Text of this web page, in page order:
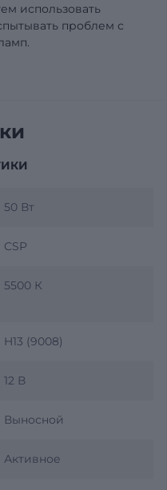
использовать
проблем с
50 Вт
CSP
5500 К
H13 (9008)
12 В
Выносной
Активное